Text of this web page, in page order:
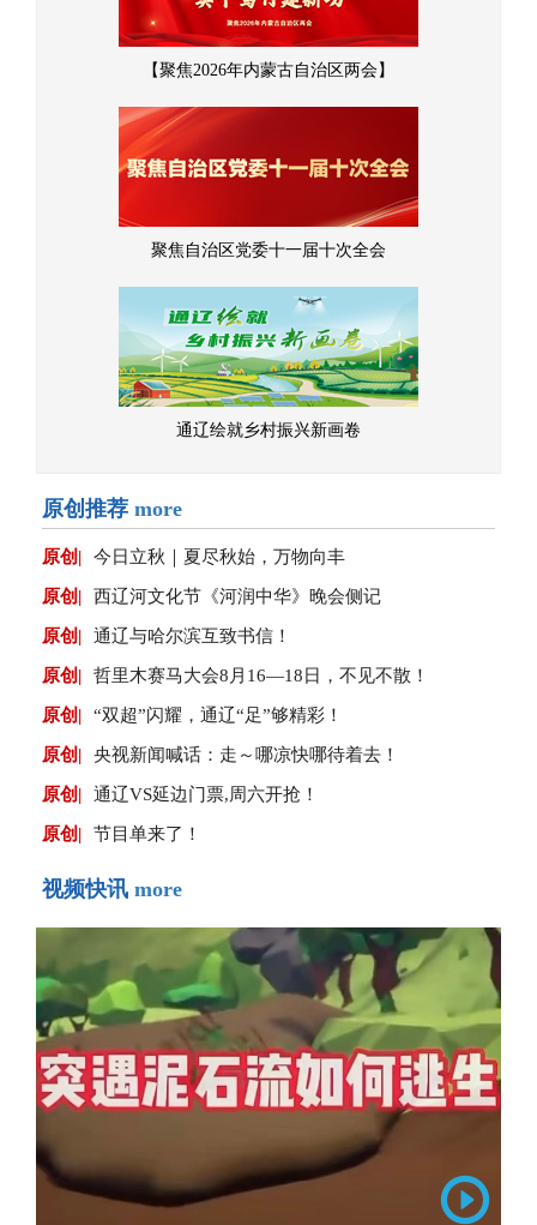
【聚焦2026年内蒙古自治区两会】
聚焦自治区党委十一届十次全会
通辽绘就乡村振兴新画卷
原创推荐 more
原创| 今日立秋｜夏尽秋始，万物向丰
原创| 西辽河文化节《河润中华》晚会侧记
原创| 通辽与哈尔滨互致书信！
原创| 哲里木赛马大会8月16—18日，不见不散！
原创| “双超”闪耀，通辽“足”够精彩！
原创| 央视新闻喊话：走～哪凉快哪待着去！
原创| 通辽VS延边门票,周六开抢！
原创| 节目单来了！
视频快讯 more